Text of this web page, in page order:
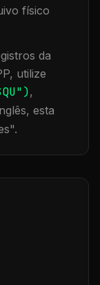
físico
da
utilize
"),
esta
".